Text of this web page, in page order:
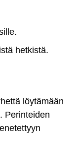
hetkistä.
löytämään
Perinteiden